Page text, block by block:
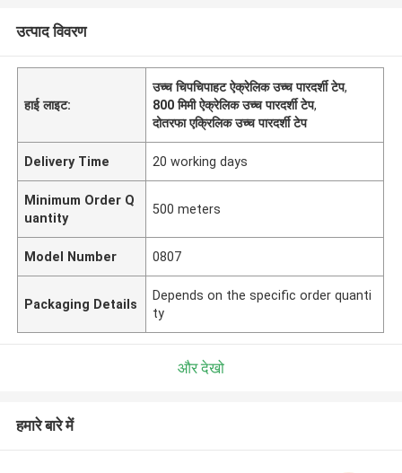
उत्पाद विवरण
हाई लाइट:
उच्च चिपचिपाहट ऐक्रेलिक उच्च पारदर्शी टेप,
800 मिमी ऐक्रेलिक उच्च पारदर्शी टेप,
दोतरफा एक्रिलिक उच्च पारदर्शी टेप
Delivery Time 20 working days
Minimum Order Q
uantity
500 meters
Model Number 0807
Packaging Details
Depends on the specific order quanti
ty
और देखो
हमारे बारे में